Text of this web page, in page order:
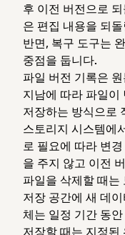
후 이전 버전으로
은 편집 내용을 되
반면, 복구 도구는
중점을 둡니다.
파일 버전 기록은
지남에 따라 파일이
저장하는 방식으로
스토리지 시스템에
로 필요에 따라 변
을 주지 않고 이전
파일을 삭제할 때는
저장 공간에 새 데
체는 일정 기간 동
저장할 때는 지정된